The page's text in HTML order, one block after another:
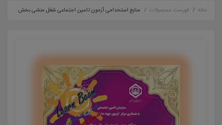
خانه فهرست محصولات منابع استخدامی آزمون تامین اجتماعی شغل منشی بخش